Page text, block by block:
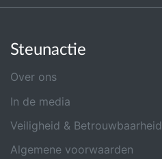
Steunactie
Over ons
In de media
Veiligheid & Betrouwbaarheid
Algemene voorwaarden